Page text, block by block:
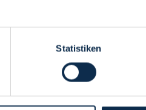
Statistiken